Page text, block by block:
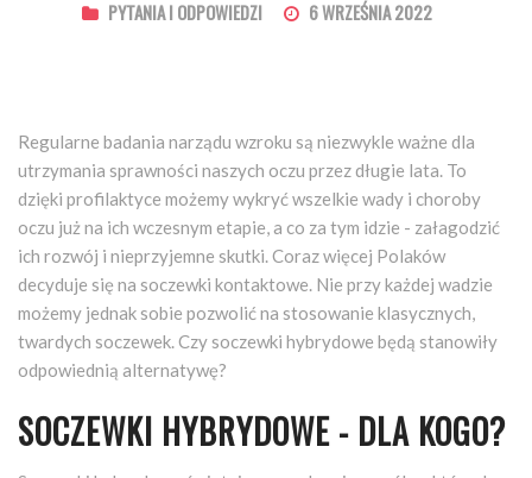
PYTANIA I ODPOWIEDZI 6 WRZEŚNIA 2022
Regularne badania narządu wzroku są niezwykle ważne dla
utrzymania sprawności naszych oczu przez długie lata. To
dzięki profilaktyce możemy wykryć wszelkie wady i choroby
oczu już na ich wczesnym etapie, a co za tym idzie - załagodzić
ich rozwój i nieprzyjemne skutki. Coraz więcej Polaków
decyduje się na soczewki kontaktowe. Nie przy każdej wadzie
możemy jednak sobie pozwolić na stosowanie klasycznych,
twardych soczewek. Czy soczewki hybrydowe będą stanowiły
odpowiednią alternatywę?
SOCZEWKI HYBRYDOWE - DLA KOGO?